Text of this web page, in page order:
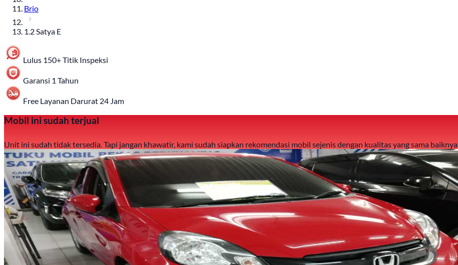
Brio
1.2 Satya E
Lulus 150+ Titik Inspeksi
Garansi 1 Tahun
Free Layanan Darurat 24 Jam
Mobil ini sudah terjual
Unit ini sudah tidak tersedia. Tapi jangan khawatir, kami sudah siapkan rekomendasi mobil sejenis dengan kualitas yang sama baiknya.